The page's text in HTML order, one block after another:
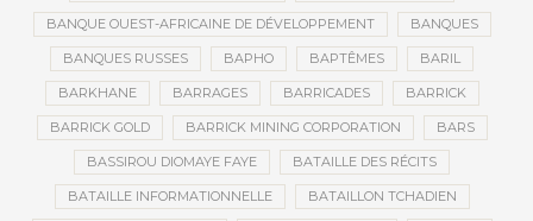
BANQUE OUEST-AFRICAINE DE DÉVELOPPEMENT BANQUES
BANQUES RUSSES BAPHO BAPTÊMES BARIL
BARKHANE BARRAGES BARRICADES BARRICK
BARRICK GOLD BARRICK MINING CORPORATION BARS
BASSIROU DIOMAYE FAYE BATAILLE DES RÉCITS
BATAILLE INFORMATIONNELLE BATAILLON TCHADIEN